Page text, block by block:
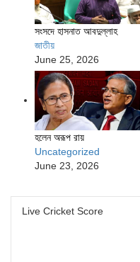
সংসদে হাসনাত আবদুল্লাহ
জাতীয়
June 25, 2026
হলেন অরূপ রায়
Uncategorized
June 23, 2026
Live Cricket Score